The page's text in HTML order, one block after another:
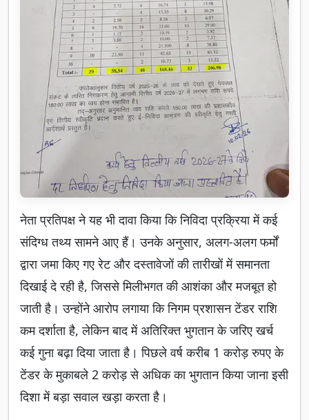
नेता प्रतिपक्ष ने यह भी दावा किया कि निविदा प्रक्रिया में कई
संदिग्ध तथ्य सामने आए हैं। उनके अनुसार, अलग-अलग फर्मों
द्वारा जमा किए गए रेट और दस्तावेजों की तारीखों में समानता
दिखाई दे रही है, जिससे मिलीभगत की आशंका और मजबूत हो
जाती है। उन्होंने आरोप लगाया कि निगम प्रशासन टेंडर राशि
कम दर्शाता है, लेकिन बाद में अतिरिक्त भुगतान के जरिए खर्च
कई गुना बढ़ा दिया जाता है। पिछले वर्ष करीब 1 करोड़ रुपए के
टेंडर के मुकाबले 2 करोड़ से अधिक का भुगतान किया जाना इसी
दिशा में बड़ा सवाल खड़ा करता है।